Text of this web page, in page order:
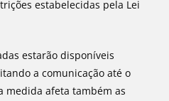
estabelecidas pela Lei
estarão disponíveis
a comunicação até o
medida afeta também as